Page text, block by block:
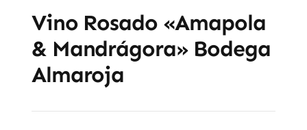
Vino Rosado «Amapola
& Mandrágora» Bodega
Almaroja